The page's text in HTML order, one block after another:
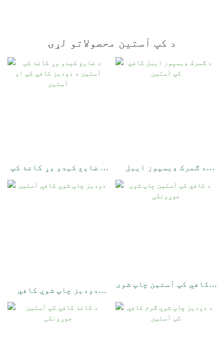
د کپ آستین محصولاتو لړۍ
د ضایع کیدو وړ کاغذ کپ
آستین د دودیز کافي کپ
او آستین
د ګمرک ډیسپوز ایبل
دودیز چاپ شوي کافي
د کافي کپ آستین چاپ شوی